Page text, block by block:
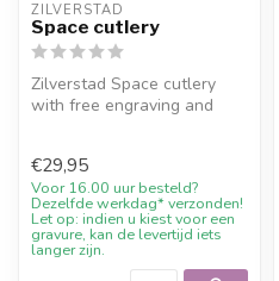
ZILVERSTAD
Space cutlery
Zilverstad Space cutlery
with free engraving and
€29,95
Voor 16.00 uur besteld?
Dezelfde werkdag* verzonden!
Let op: indien u kiest voor een
gravure, kan de levertijd iets
langer zijn.